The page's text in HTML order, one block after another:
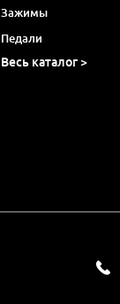
Зажимы
Педали
Весь каталог >